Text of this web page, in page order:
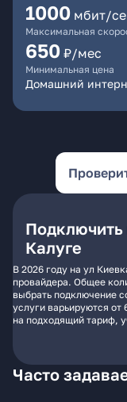
1000 мбит/
Максимальная
650 ₽/мес
Минимальная цена
Домашний
Подключить
Калуге
В 2026 году на ул
провайдера. Общее
выбрать подключение
услуги варьируются от
на подходящий тариф,
Часто